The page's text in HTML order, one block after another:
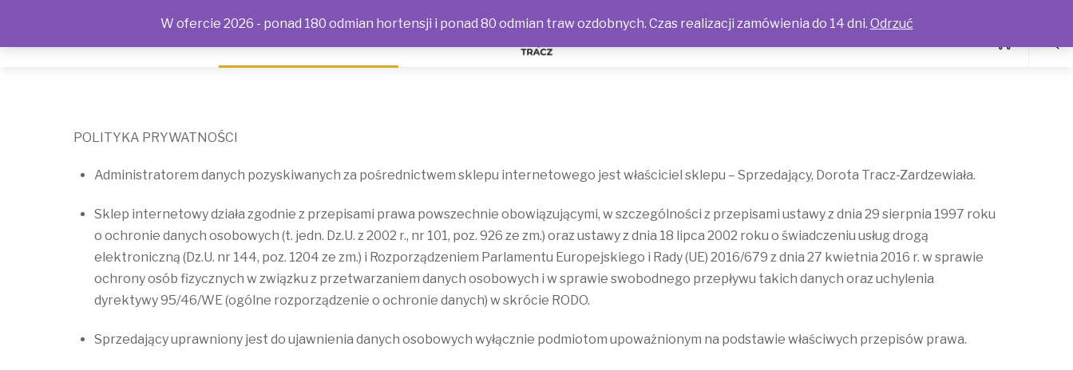
POLITYKA PRYWATNOŚCI
Administratorem danych pozyskiwanych za pośrednictwem sklepu internetowego jest właściciel sklepu – Sprzedający, Dorota Tracz-Zardzewiała.
Sklep internetowy działa zgodnie z przepisami prawa powszechnie obowiązującymi, w szczególności z przepisami ustawy z dnia 29 sierpnia 1997 roku
o ochronie danych osobowych (t. jedn. Dz.U. z 2002 r., nr 101, poz. 926 ze zm.) oraz ustawy z dnia 18 lipca 2002 roku o świadczeniu usług drogą
elektroniczną (Dz.U. nr 144, poz. 1204 ze zm.) i Rozporządzeniem Parlamentu Europejskiego i Rady (UE) 2016/679 z dnia 27 kwietnia 2016 r. w sprawie
ochrony osób fizycznych w związku z przetwarzaniem danych osobowych i w sprawie swobodnego przepływu takich danych oraz uchylenia
dyrektywy 95/46/WE (ogólne rozporządzenie o ochronie danych) w skrócie RODO.
Sprzedający uprawniony jest do ujawnienia danych osobowych wyłącznie podmiotom upoważnionym na podstawie właściwych przepisów prawa.
W ofercie 2026 - ponad 180 odmian hortensji i ponad 80 odmian traw ozdobnych. Czas realizacji zamówienia do 14 dni. Odrzuć